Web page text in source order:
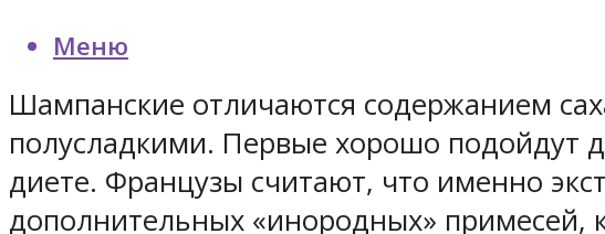
Меню
Шампанские отличаются содержанием
полусладкими. Первые хорошо подойдут
диете. Французы считают, что именно
дополнительных «инородных» примесей,